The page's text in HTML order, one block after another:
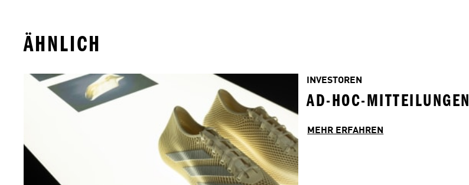
ÄHNLICH
INVESTOREN
AD-HOC-MITTEILUNGEN
MEHR ERFAHREN